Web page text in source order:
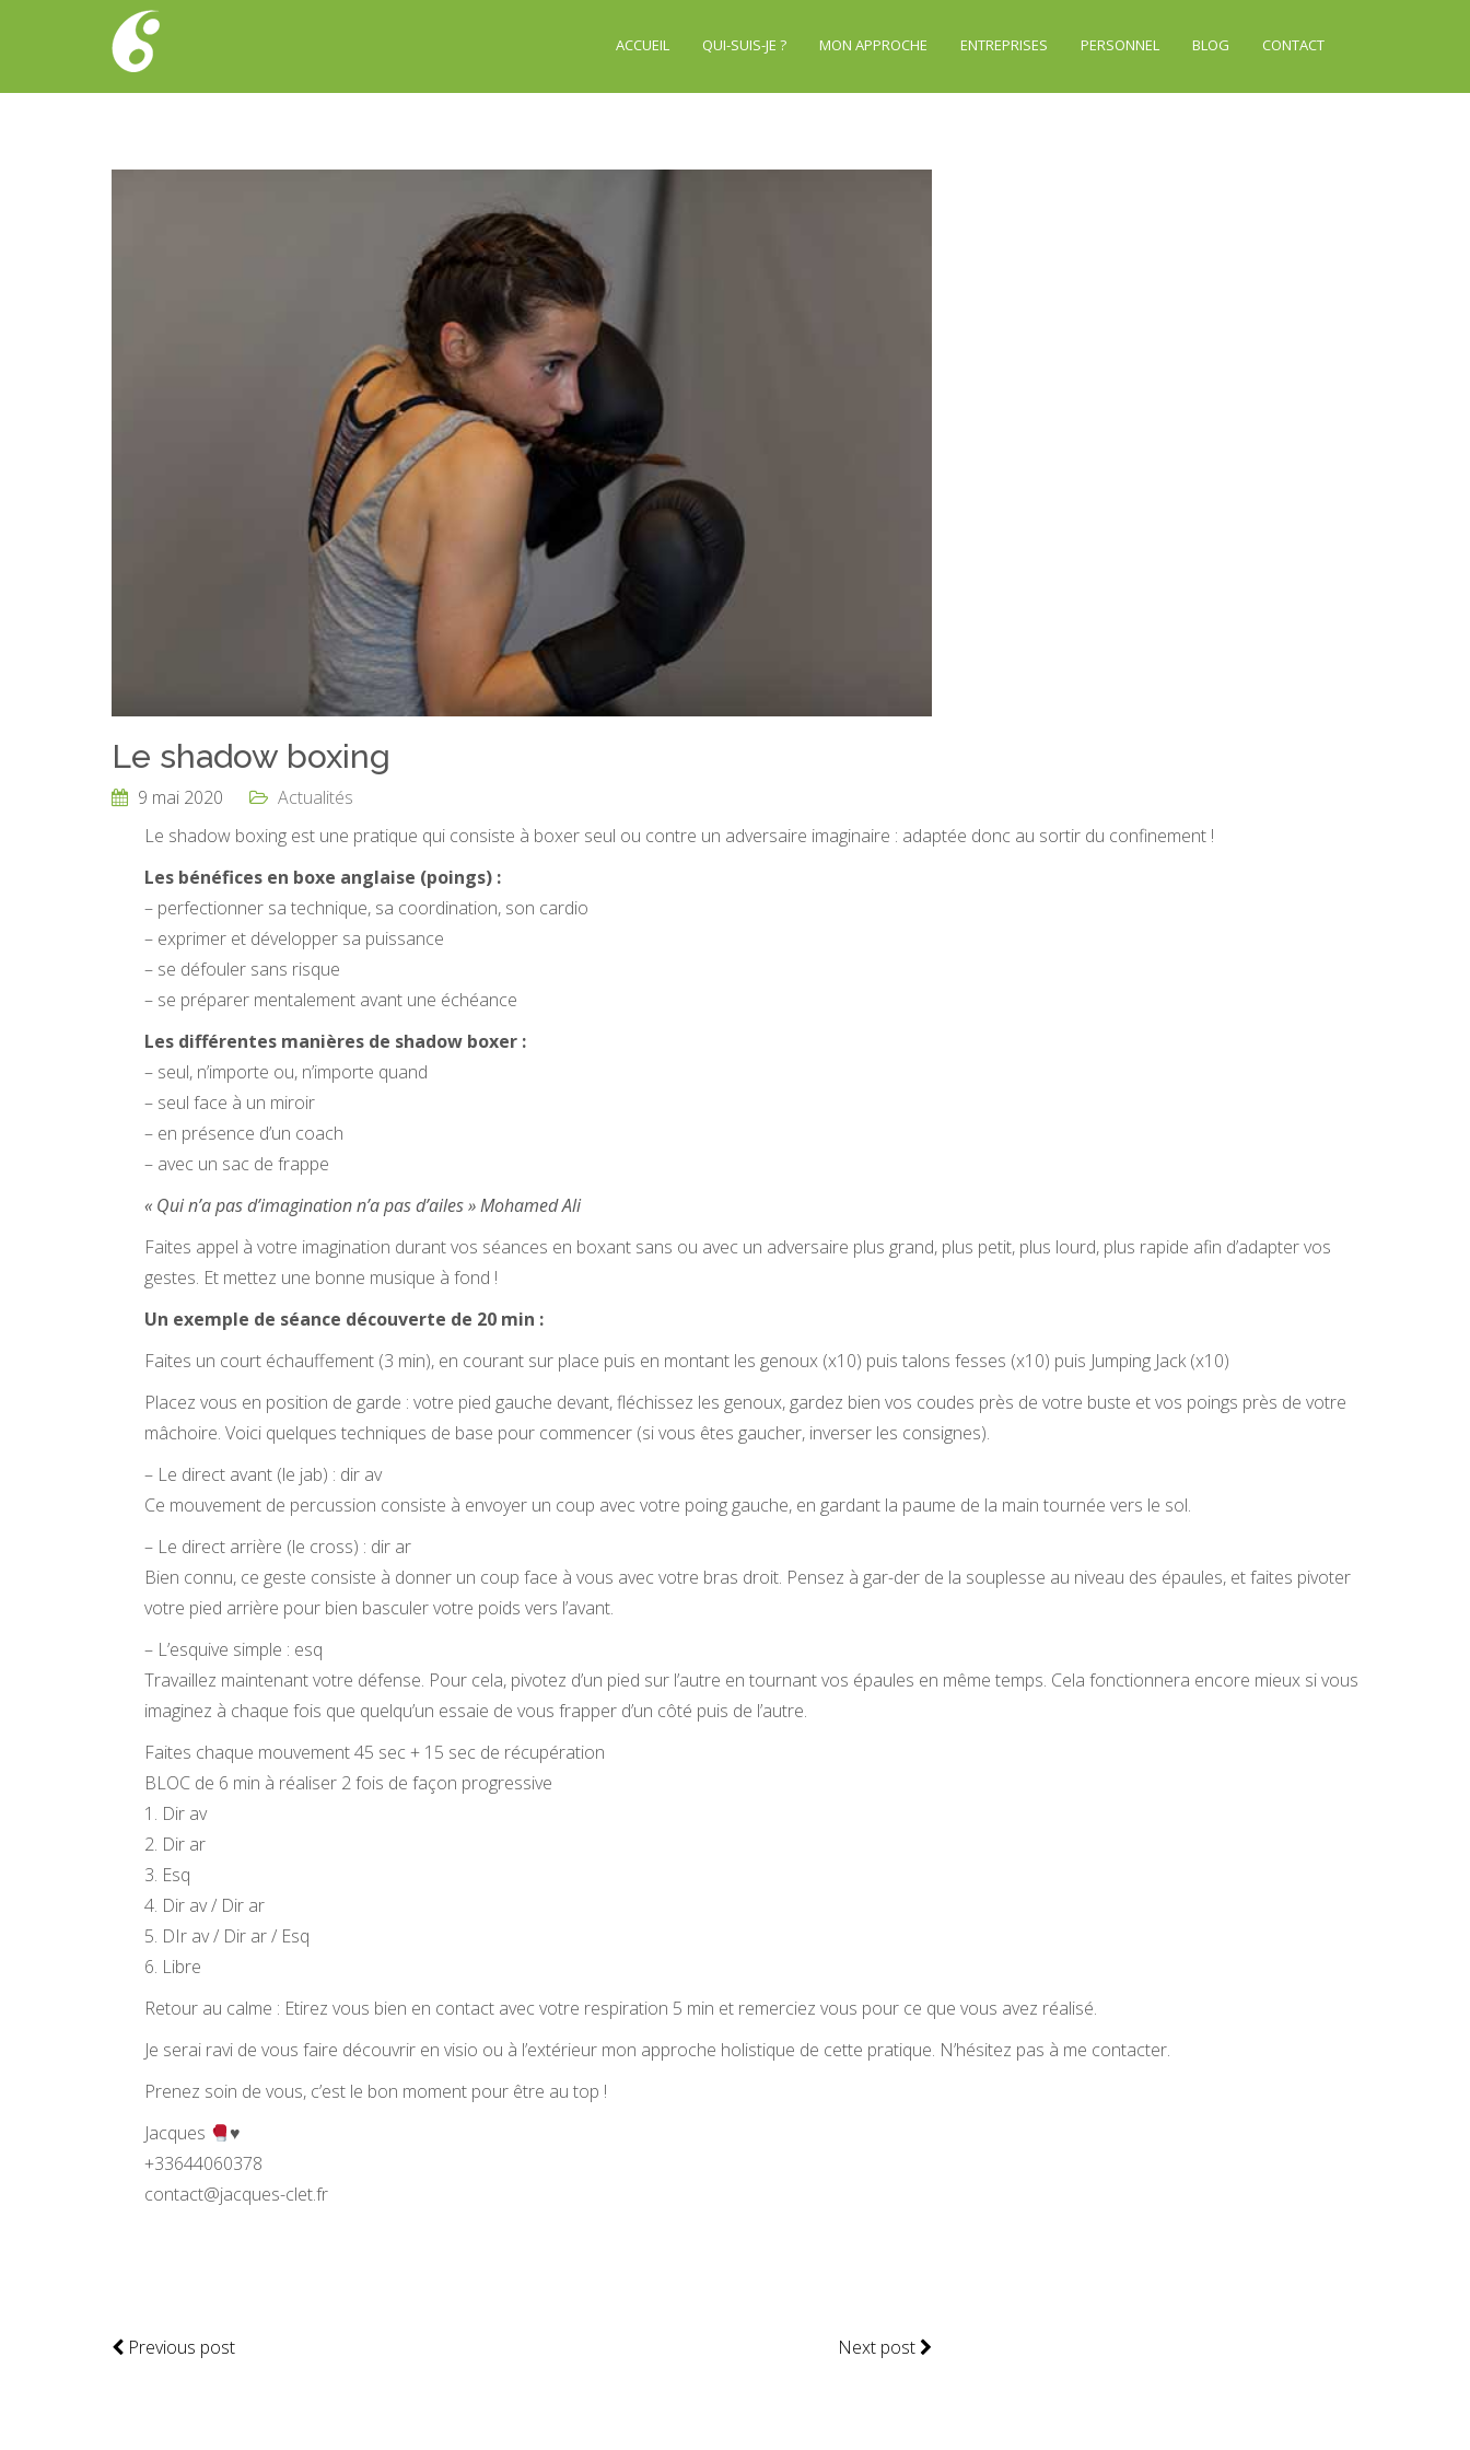
ACCUEIL QUI-SUIS-JE ? MON APPROCHE ENTREPRISES PERSONNEL BLOG CONTACT
Single Blog Post
Le shadow boxing
9 mai 2020
Actualités
Le shadow boxing est une pratique qui consiste à boxer seul ou contre un adversaire imaginaire : adaptée donc au sortir du confinement !
Les bénéfices en boxe anglaise (poings) :
– perfectionner sa technique, sa coordination, son cardio
– exprimer et développer sa puissance
– se défouler sans risque
– se préparer mentalement avant une échéance
Les différentes manières de shadow boxer :
– seul, n’importe ou, n’importe quand
– seul face à un miroir
– en présence d’un coach
– avec un sac de frappe
« Qui n’a pas d’imagination n’a pas d’ailes » Mohamed Ali
Faites appel à votre imagination durant vos séances en boxant sans ou avec un adversaire plus grand, plus petit, plus lourd, plus rapide afin d’adapter vos
gestes. Et mettez une bonne musique à fond !
Un exemple de séance découverte de 20 min :
Faites un court échauffement (3 min), en courant sur place puis en montant les genoux (x10) puis talons fesses (x10) puis Jumping Jack (x10)
Placez vous en position de garde : votre pied gauche devant, fléchissez les genoux, gardez bien vos coudes près de votre buste et vos poings près de votre
mâchoire. Voici quelques techniques de base pour commencer (si vous êtes gaucher, inverser les consignes).
– Le direct avant (le jab) : dir av
Ce mouvement de percussion consiste à envoyer un coup avec votre poing gauche, en gardant la paume de la main tournée vers le sol.
– Le direct arrière (le cross) : dir ar
Bien connu, ce geste consiste à donner un coup face à vous avec votre bras droit. Pensez à gar-der de la souplesse au niveau des épaules, et faites pivoter
votre pied arrière pour bien basculer votre poids vers l’avant.
– L’esquive simple : esq
Travaillez maintenant votre défense. Pour cela, pivotez d’un pied sur l’autre en tournant vos épaules en même temps. Cela fonctionnera encore mieux si vous
imaginez à chaque fois que quelqu’un essaie de vous frapper d’un côté puis de l’autre.
Faites chaque mouvement 45 sec + 15 sec de récupération
BLOC de 6 min à réaliser 2 fois de façon progressive
1. Dir av
2. Dir ar
3. Esq
4. Dir av / Dir ar
5. DIr av / Dir ar / Esq
6. Libre
Retour au calme : Etirez vous bien en contact avec votre respiration 5 min et remerciez vous pour ce que vous avez réalisé.
Je serai ravi de vous faire découvrir en visio ou à l’extérieur mon approche holistique de cette pratique. N’hésitez pas à me contacter.
Prenez soin de vous, c’est le bon moment pour être au top !
Jacques
♥️
+33644060378
contact@jacques-clet.fr
Previous post Next post